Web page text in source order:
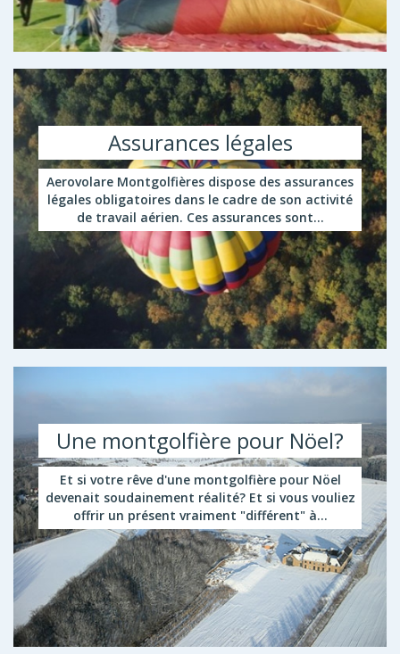
Assurances légales
Aerovolare Montgolfières dispose des assurances
légales obligatoires dans le cadre de son activité
de travail aérien. Ces assurances sont...
Une montgolfière pour Nöel?
Et si votre rêve d'une montgolfière pour Nöel
devenait soudainement réalité? Et si vous vouliez
offrir un présent vraiment "différent" à...